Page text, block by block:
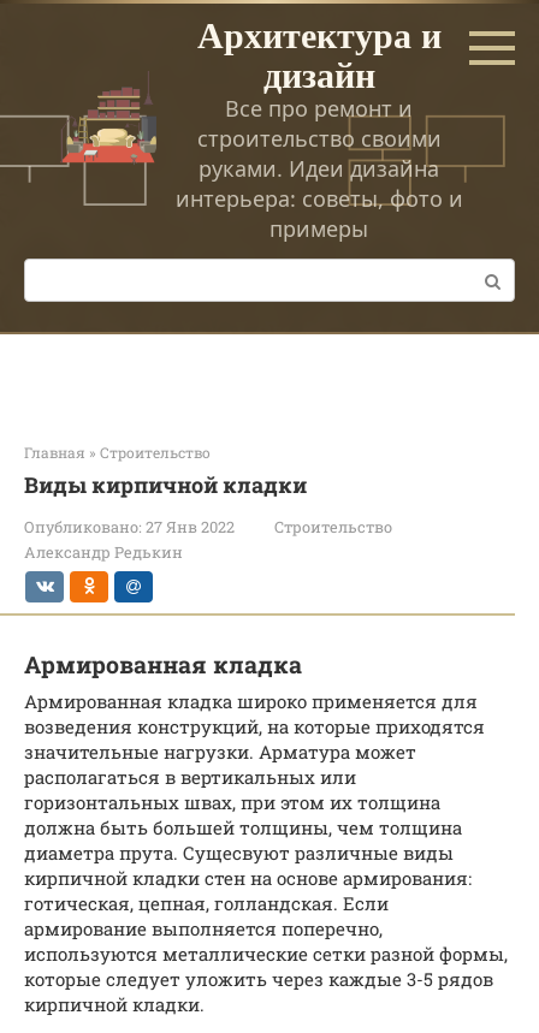
Перейти
Архитектура и
дизайн
Все про ремонт и
строительство своими
руками. Идеи дизайна
интерьера: советы, фото и
примеры
Поиск:
Главная » Строительство
Виды кирпичной кладки
Опубликовано: 27 Янв 2022
Строительство
Александр Редькин
Армированная кладка
Армированная кладка широко применяется для
возведения конструкций, на которые приходятся
значительные нагрузки. Арматура может
располагаться в вертикальных или
горизонтальных швах, при этом их толщина
должна быть большей толщины, чем толщина
диаметра прута. Сущесвуют различные виды
кирпичной кладки стен на основе армирования:
готическая, цепная, голландская. Если
армирование выполняется поперечно,
используются металлические сетки разной формы,
которые следует уложить через каждые 3-5 рядов
кирпичной кладки.